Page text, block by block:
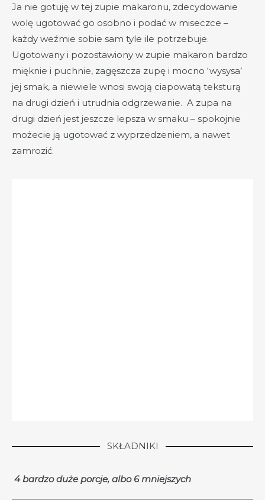
Ja nie gotuję w tej zupie makaronu, zdecydowanie
wolę ugotować go osobno i podać w miseczce –
każdy weźmie sobie sam tyle ile potrzebuje.
Ugotowany i pozostawiony w zupie makaron bardzo
mięknie i puchnie, zagęszcza zupę i mocno ‘wysysa’
jej smak, a niewiele wnosi swoją ciapowatą teksturą
na drugi dzień i utrudnia odgrzewanie. A zupa na
drugi dzień jest jeszcze lepsza w smaku – spokojnie
możecie ją ugotować z wyprzedzeniem, a nawet
zamrozić.
SKŁADNIKI
4 bardzo duże porcje, albo 6 mniejszych